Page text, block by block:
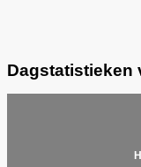
Dagstatistieken